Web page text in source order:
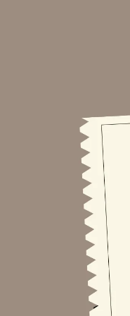
銀 / 精密鍍層
)